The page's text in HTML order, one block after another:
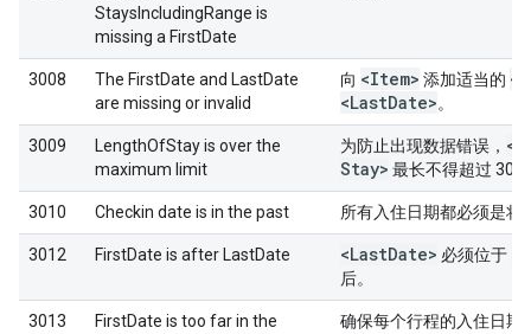
StaysIncludingRange is
missing a FirstDate
3008
The FirstDate and LastDate
are missing or invalid
向 <Item> 添加适当的
<LastDate>。
3009
LengthOfStay is over the
maximum limit
为防止出现数据错误，
Stay> 最长不得超过 30
3010 Checkin date is in the past 所有入住日期都必须是将
3012 FirstDate is after LastDate <LastDate> 必须位于
后。
3013
FirstDate is too far in the
确保每个行程的入住日期